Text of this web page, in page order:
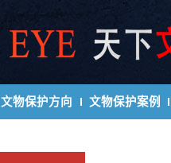
文物保护方向 文物保护案例